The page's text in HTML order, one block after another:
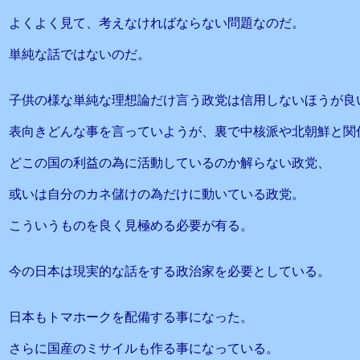
よくよく見て、考えなければならない問題なのだ。
単純な話ではないのだ。
子供の様な単純な理想論だけ言う政党は信用しないほうが良
表向きどんな事を言っていようが、裏で中核派や北朝鮮と関
どこの国の利益の為に活動しているのか解らない政党、
或いは自分のカネ儲けの為だけに動いている政党。
こういうものを良く見極める必要が有る。
今の日本は現実的な話をする政治家を必要としている。
日本もトマホークを配備する事になった。
さらに国産のミサイルも作る事になっている。